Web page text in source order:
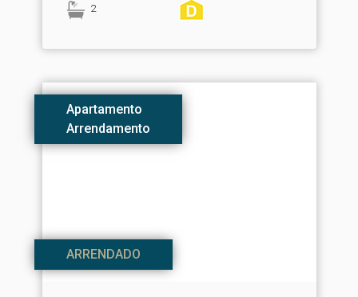
2
Apartamento
Arrendamento
ARRENDADO